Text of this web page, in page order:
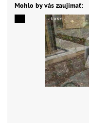
Mohlo by vás zaujímať: